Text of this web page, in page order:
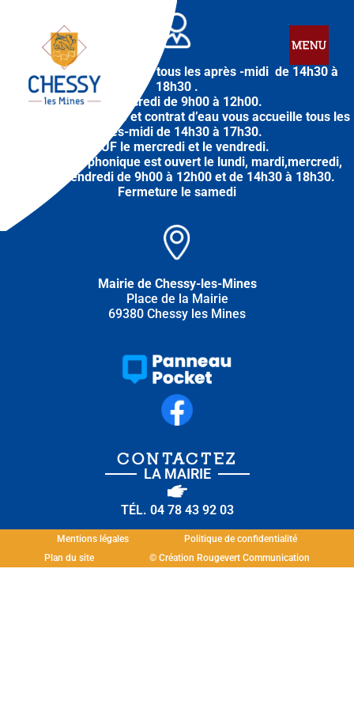
La mairie vous accueille tous les après -midi de 14h30 à
18h30 .
Le mercredi de 9h00 à 12h00.
Le service urbanisme et contrat d’eau vous accueille tous les
après-midi de 14h30 à 17h30.
SAUF le mercredi et le vendredi.
L’accueil téléphonique est ouvert le lundi, mardi,mercredi,
jeudi et vendredi de 9h00 à 12h00 et de 14h30 à 18h30.
Fermeture le samedi
Mairie de Chessy-les-Mines
Place de la Mairie
69380 Chessy les Mines
CONTACTEZ
LA MAIRIE
TÉL. 04 78 43 92 03
Mentions légales
Politique de confidentialité
Plan du site
© Création Rougevert Communication